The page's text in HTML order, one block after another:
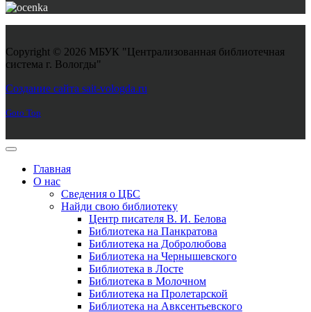
Copyright © 2026 МБУК "Централизованная библиотечная
система г. Вологды"
Создание сайта sait-vologda.ru
Goto Top
Главная
О нас
Сведения о ЦБС
Найди свою библиотеку
Центр писателя В. И. Белова
Библиотека на Панкратова
Библиотека на Добролюбова
Библиотека на Чернышевского
Библиотека в Лосте
Библиотека в Молочном
Библиотека на Пролетарской
Библиотека на Авксентьевского